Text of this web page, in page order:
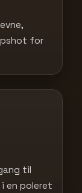
for
til
en poleret